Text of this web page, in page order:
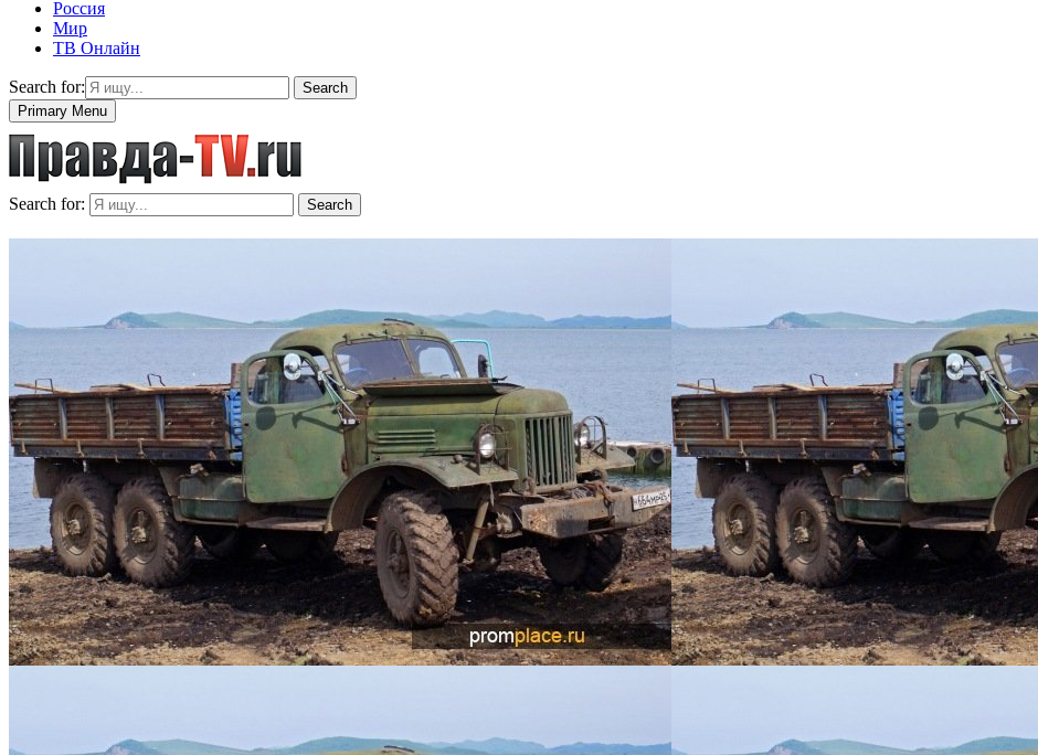
Россия
Мир
ТВ Онлайн
Search for:
Search
Primary Menu
Search for: Search